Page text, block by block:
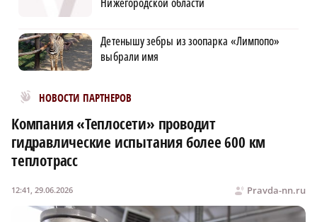
Детенышу зебры из зоопарка «Лимпопо»
выбрали имя
НОВОСТИ ПАРТНЕРОВ
Новости МирТесен
Компания «Теплосети» проводит
гидравлические испытания более 600 км
теплотрасс
Pravda-nn.ru
12:41, 29.06.2026